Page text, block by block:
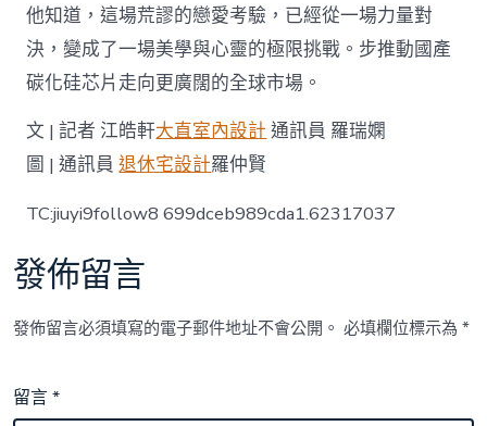
他知道，這場荒謬的戀愛考驗，已經從一場力量對
決，變成了一場美學與心靈的極限挑戰。步推動國產
碳化硅芯片走向更廣闊的全球市場。
文 | 記者 江皓軒大直室內設計 通訊員 羅瑞嫻
圖 | 通訊員退休宅設計羅仲賢
TC:jiuyi9follow8 699dceb989cda1.62317037
發佈留言
發佈留言必須填寫的電子郵件地址不會公開。 必填欄位標示為*
留言*